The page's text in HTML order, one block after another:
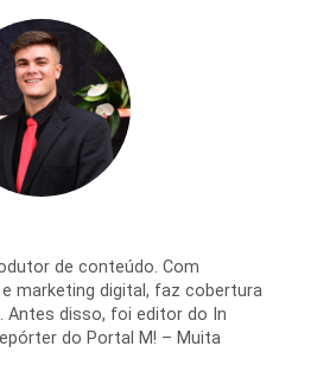
de conteúdo. Com
marketing digital, faz cobertura
Antes disso, foi editor do In
do Portal M! – Muita